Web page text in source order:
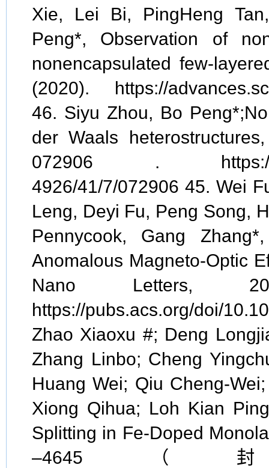
Xie, Lei Bi, PingHeng
Peng*, Observation of
nonencapsulated few-
(2020). https://
46. Siyu Zhou, Bo
der Waals
072906 . https://
4926/41/7/072906 45. Wei
Leng, Deyi Fu, Peng Song,
Pennycook, Gang
Anomalous Magneto-Optic
Nano Letters,
https://pubs.acs.org/doi/
Zhao Xiaoxu #; Deng
Zhang Linbo; Cheng
Huang Wei; Qiu Cheng-
Xiong Qihua; Loh Kian
Splitting in Fe-Doped
–4645